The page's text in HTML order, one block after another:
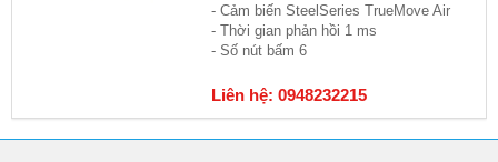
- Cảm biến SteelSeries TrueMove Air
- Thời gian phản hồi 1 ms
- Số nút bấm 6
Liên hệ: 0948232215